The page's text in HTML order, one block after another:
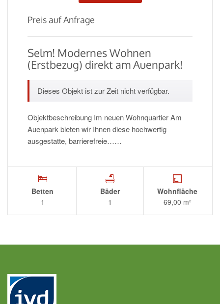
Preis auf Anfrage
Selm! Modernes Wohnen
(Erstbezug) direkt am Auenpark!
Dieses Objekt ist zur Zeit nicht verfügbar.
Objektbeschreibung Im neuen Wohnquartier Am
Auenpark bieten wir Ihnen diese hochwertig
ausgestatte, barrierefreie……
Betten
1
Bäder
1
Wohnfläche
69,00 m²